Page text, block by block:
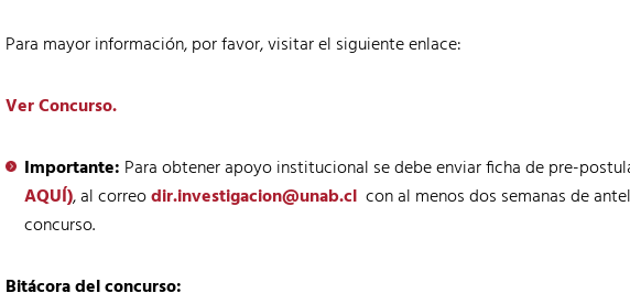
Para mayor información, por favor, visitar el siguiente enlace:
Ver Concurso.
Importante: Para obtener apoyo institucional se debe enviar ficha de pre-
AQUÍ), al correodir.investigacion@unab.cl con al menos dos semanas de
concurso.
Bitácora del concurso: